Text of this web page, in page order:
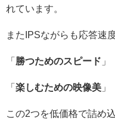
れています。
またIPSながらも応答速
「 勝つためのスピード 」
「 楽しむための映像美 」
この2つを低価格で詰め